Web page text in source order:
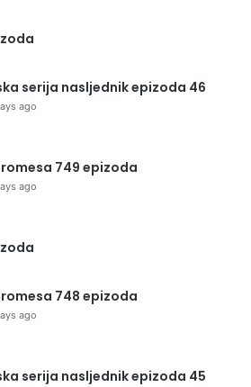
serija nasljednik epizoda 46
ago
749 epizoda
ago
748 epizoda
ago
serija nasljednik epizoda 45